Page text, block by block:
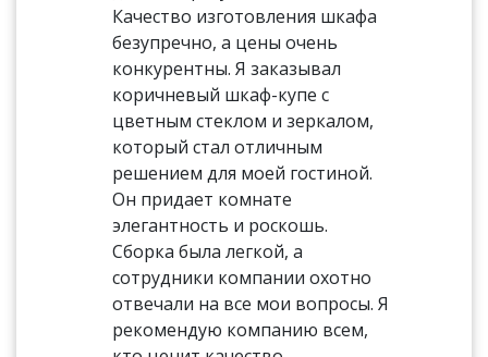
Качество изготовления шкафа
безупречно, а цены очень
конкурентны. Я заказывал
коричневый шкаф-купе с
цветным стеклом и зеркалом,
который стал отличным
решением для моей гостиной.
Он придает комнате
элегантность и роскошь.
Сборка была легкой, а
сотрудники компании охотно
отвечали на все мои вопросы. Я
рекомендую компанию всем,